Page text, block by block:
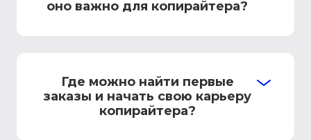
оно важно для копирайтера?
Где можно найти первые
заказы и начать свою карьеру
копирайтера?